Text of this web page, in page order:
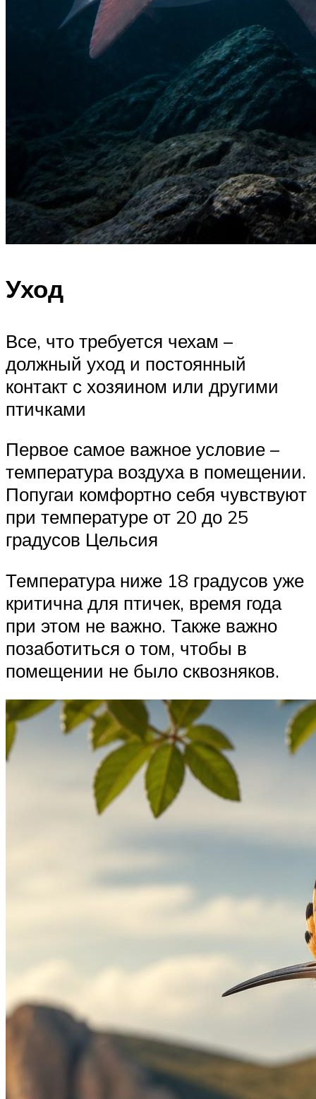
Уход
Все, что требуется чехам –
должный уход и постоянный
контакт с хозяином или другими
птичками
Первое самое важное условие –
температура воздуха в помещении.
Попугаи комфортно себя чувствуют
при температуре от 20 до 25
градусов Цельсия
Температура ниже 18 градусов уже
критична для птичек, время года
при этом не важно. Также важно
позаботиться о том, чтобы в
помещении не было сквозняков.